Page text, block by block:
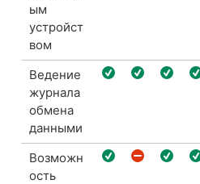
ым
устройст
вом
Ведение
журнала
обмена
данными
Возможн
ость